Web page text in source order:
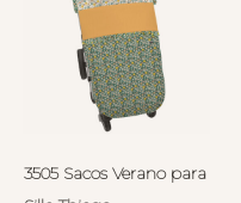
3505 Sacos Verano para